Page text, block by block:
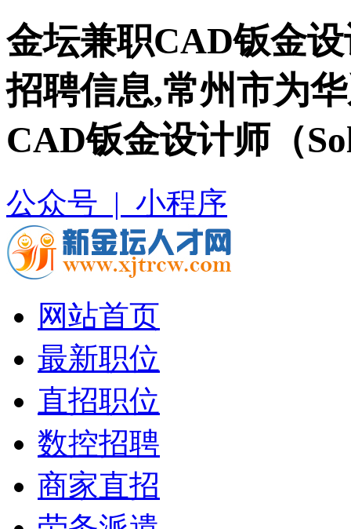
金坛兼职CAD钣金
招聘信息,常州市为
CAD钣金设计师（
公众号 | 小程序
网站首页
最新职位
直招职位
数控招聘
商家直招